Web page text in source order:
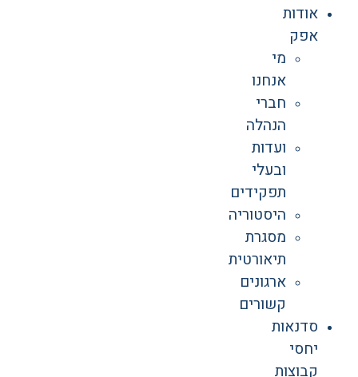
אודות
אפק
מי
אנחנו
חברי
הנהלה
ועדות
ובעלי
תפקידים
היסטוריה
מסגרת
תיאורטית
ארגונים
קשורים
סדנאות
יחסי
קבוצות